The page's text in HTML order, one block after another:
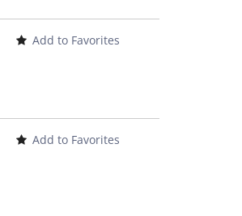
Add to Favorites
Add to Favorites